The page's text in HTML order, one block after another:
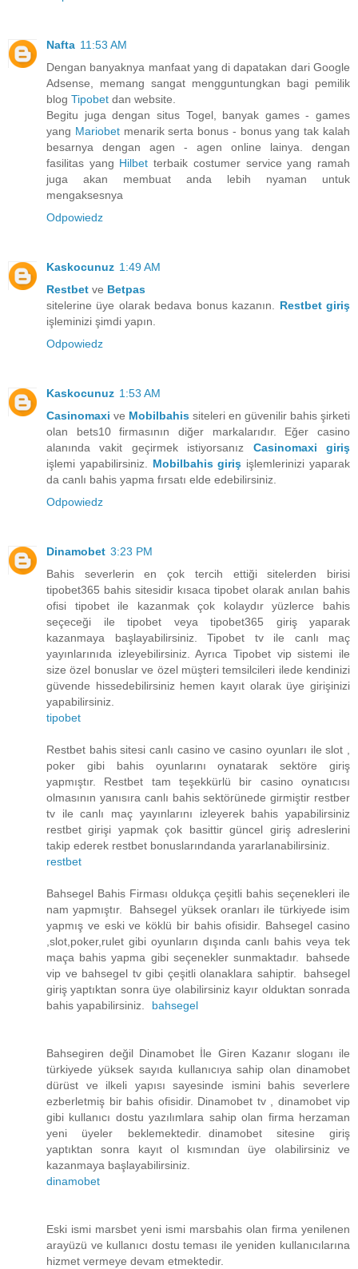
Nafta 11:53 AM
Dengan banyaknya manfaat yang di dapatakan dari Google
Adsense, memang sangat mengguntungkan bagi pemilik
blog Tipobet dan website.
Begitu juga dengan situs Togel, banyak games - games
yang Mariobetmenarik serta bonus - bonus yang tak kalah
besarnya dengan agen - agen online lainya. dengan
fasilitas yang Hilbet terbaik costumer service yang ramah
juga akan membuat anda lebih nyaman untuk
mengaksesnya
Odpowiedz
Kaskocunuz 1:49 AM
Restbet ve Betpas
sitelerine üye olarak bedava bonus kazanın. Restbet giriş
işleminizi şimdi yapın.
Odpowiedz
Kaskocunuz 1:53 AM
Casinomaxi ve Mobilbahis siteleri en güvenilir bahis şirketi
olan bets10 firmasının diğer markalarıdır. Eğer casino
alanında vakit geçirmek istiyorsanız Casinomaxi giriş
işlemi yapabilirsiniz. Mobilbahis giriş işlemlerinizi yaparak
da canlı bahis yapma fırsatı elde edebilirsiniz.
Odpowiedz
Dinamobet 3:23 PM
Bahis severlerin en çok tercih ettiği sitelerden birisi
tipobet365 bahis sitesidir kısaca tipobet olarak anılan bahis
ofisi tipobet ile kazanmak çok kolaydır yüzlerce bahis
seçeceği ile tipobet veya tipobet365 giriş yaparak
kazanmaya başlayabilirsiniz. Tipobet tv ile canlı maç
yayınlarınıda izleyebilirsiniz. Ayrıca Tipobet vip sistemi ile
size özel bonuslar ve özel müşteri temsilcileri ilede kendinizi
güvende hissedebilirsiniz hemen kayıt olarak üye girişinizi
yapabilirsiniz.
tipobet
Restbet bahis sitesi canlı casino ve casino oyunları ile slot ,
poker gibi bahis oyunlarını oynatarak sektöre giriş
yapmıştır. Restbet tam teşekkürlü bir casino oynatıcısı
olmasının yanısıra canlı bahis sektörünede girmiştir restber
tv ile canlı maç yayınlarını izleyerek bahis yapabilirsiniz
restbet girişi yapmak çok basittir güncel giriş adreslerini
takip ederek restbet bonuslarındanda yararlanabilirsiniz.
restbet
Bahsegel Bahis Firması oldukça çeşitli bahis seçenekleri ile
nam yapmıştır. Bahsegel yüksek oranları ile türkiyede isim
yapmış ve eski ve köklü bir bahis ofisidir. Bahsegel casino
,slot,poker,rulet gibi oyunların dışında canlı bahis veya tek
maça bahis yapma gibi seçenekler sunmaktadır. bahsede
vip ve bahsegel tv gibi çeşitli olanaklara sahiptir. bahsegel
giriş yaptıktan sonra üye olabilirsiniz kayır olduktan sonrada
bahis yapabilirsiniz. bahsegel
Bahsegiren değil Dinamobet İle Giren Kazanır sloganı ile
türkiyede yüksek sayıda kullanıcıya sahip olan dinamobet
dürüst ve ilkeli yapısı sayesinde ismini bahis severlere
ezberletmiş bir bahis ofisidir. Dinamobet tv , dinamobet vip
gibi kullanıcı dostu yazılımlara sahip olan firma herzaman
yeni üyeler beklemektedir. dinamobet sitesine giriş
yaptıktan sonra kayıt ol kısmından üye olabilirsiniz ve
kazanmaya başlayabilirsiniz.
dinamobet
Eski ismi marsbet yeni ismi marsbahis olan firma yenilenen
arayüzü ve kullanıcı dostu teması ile yeniden kullanıcılarına
hizmet vermeye devam etmektedir.